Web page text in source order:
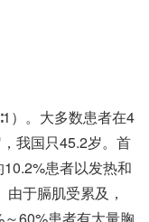
）。大多数患者在4
我国只45.2岁。首
患者以发热和
于膈肌受累及，